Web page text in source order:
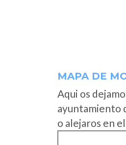
MAPA DE
Aqui os
ayuntamiento
o alejaros en